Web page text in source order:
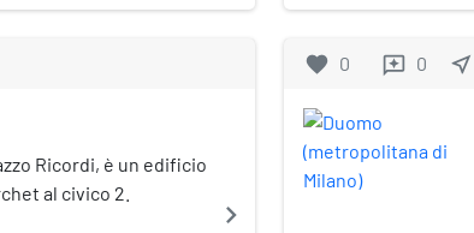
Ricordi, è un edificio
al civico 2.
navigate_next
favorite 0 reviews 0 near_me